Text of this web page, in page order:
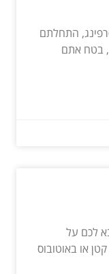
התחלתם
בטח אתם
לכם על
או באוטובוס